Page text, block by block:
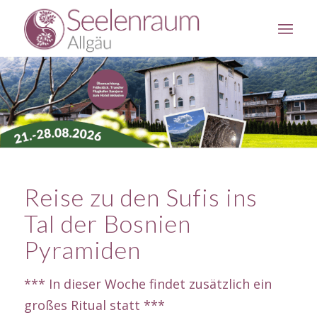
Reise zu den Sufis ins
Tal der Bosnien
Pyramiden
*** In dieser Woche findet zusätzlich ein
großes Ritual statt ***